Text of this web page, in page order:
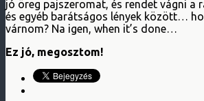
jó öreg pajszeromat, és rendet vágni a
és egyéb barátságos lények között…
várnom? Na igen, when it’s done…
Ez jó, megosztom!